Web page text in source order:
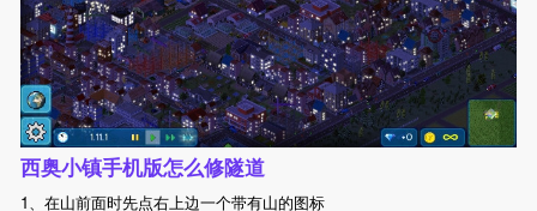
西奥小镇手机版怎么修隧道
1、在山前面时先点右上边一个带有山的图标